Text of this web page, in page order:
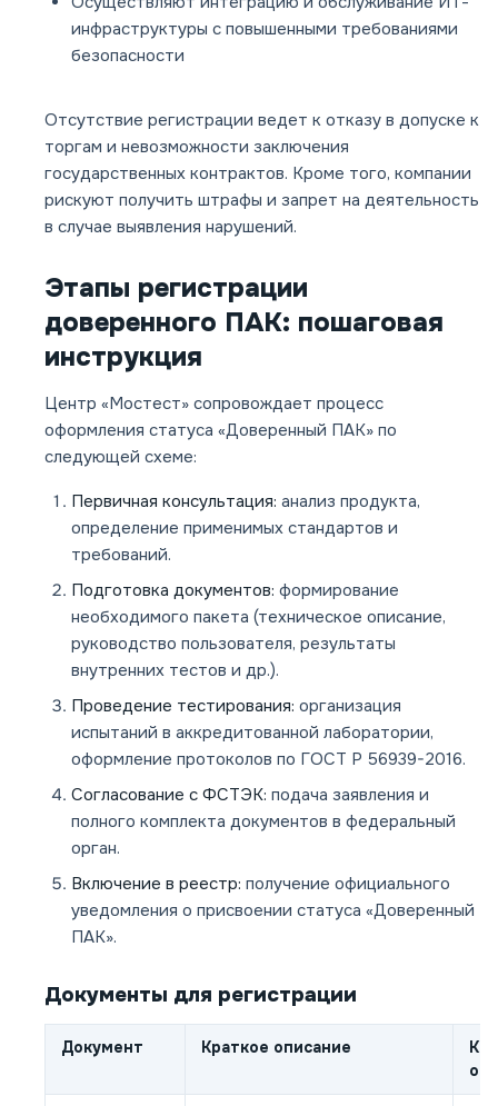
инфраструктуры с повышенными требованиями
безопасности
Отсутствие регистрации ведет к отказу в допуске к
торгам и невозможности заключения
государственных контрактов. Кроме того, компании
рискуют получить штрафы и запрет на деятельность
в случае выявления нарушений.
Этапы регистрации
доверенного ПАК: пошаговая
инструкция
Центр «Мостест» сопровождает процесс
оформления статуса «Доверенный ПАК» по
следующей схеме:
Первичная консультация: анализ продукта,
определение применимых стандартов и
требований.
Подготовка документов: формирование
необходимого пакета (техническое описание,
руководство пользователя, результаты
внутренних тестов и др.).
Проведение тестирования: организация
испытаний в аккредитованной лаборатории,
оформление протоколов по ГОСТ Р 56939-2016.
Согласование с ФСТЭК: подача заявления и
полного комплекта документов в федеральный
орган.
Включение в реестр: получение официального
уведомления о присвоении статуса «Доверенный
ПАК».
Документы для регистрации
Документ Краткое описание